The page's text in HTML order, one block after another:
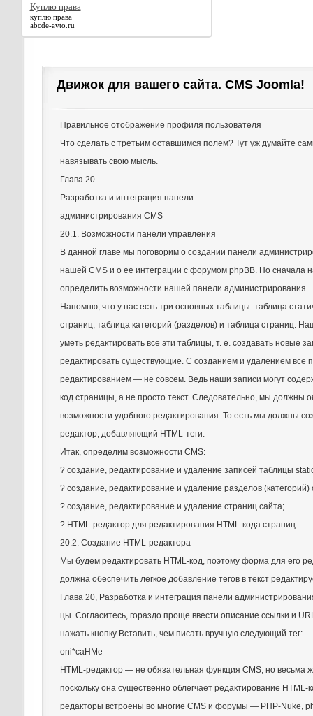
Куплю права
куплю права
abcde-avto.ru
Движок для вашего сайта. CMS Joomla!
Правильное отображение профиля пользователя
Что сделать с третьим оставшимся полем? Тут уж думайте
навязывать свою мысль.
Глава 20
Разработка и интеграция панели
администрирования CMS
20.1. Возможности панели управления
В данной главе мы поговорим о создании панели
нашей CMS и о ее интеграции с форумом phpBB. Но сначала
определить возможности нашей панели администрирования.
Напомню, что у нас есть три основных таблицы: таблица
страниц, таблица категорий (разделов) и таблица страниц.
уметь редактировать все эти таблицы, т. е. создавать новые
редактировать существующие. С созданием и удалением все
редактированием — не совсем. Ведь наши записи могут
код страницы, а не просто текст. Следовательно, мы должны
возможности удобного редактирования. То есть мы должны
редактор, добавляющий HTML-теги.
Итак, определим возможности CMS:
? создание, редактирование и удаление записей таблицы
? создание, редактирование и удаление разделов (категорий)
? создание, редактирование и удаление страниц сайта;
? HTML-редактор для редактирования HTML-кода страниц.
20.2. Создание HTML-редактора
Мы будем редактировать HTML-код, поэтому форма для его
должна обеспечить легкое добавление тегов в текст
Глава 20, Разработка и интеграция панели
цы. Согласитесь, гораздо проще ввести описание ссылки и
нажать кнопку Вставить, чем писать вручную следующий тег:
oni*caHMe
HTML-редактор — не обязательная функция CMS, но весьма
поскольку она существенно облегчает редактирование HTML-
редакторы встроены во многие CMS и форумы — PHP-Nuke,